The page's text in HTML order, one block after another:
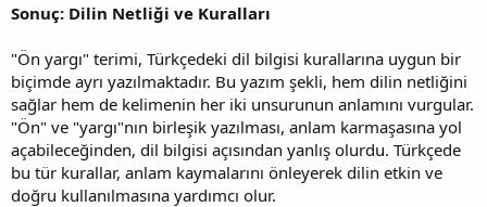
Sonuç: Dilin Netliği ve Kuralları
"Ön yargı" terimi, Türkçedeki dil bilgisi kurallarına uygun bir
biçimde ayrı yazılmaktadır. Bu yazım şekli, hem dilin netliğini
sağlar hem de kelimenin her iki unsurunun anlamını vurgular.
"Ön" ve "yargı"nın birleşik yazılması, anlam karmaşasına yol
açabileceğinden, dil bilgisi açısından yanlış olurdu. Türkçede
bu tür kurallar, anlam kaymalarını önleyerek dilin etkin ve
doğru kullanılmasına yardımcı olur.